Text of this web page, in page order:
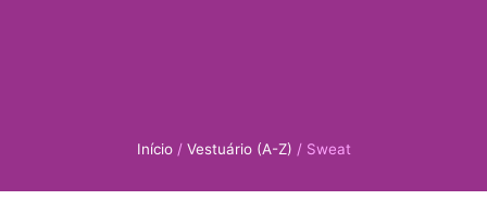
Início/ Vestuário (A-Z) / Sweat